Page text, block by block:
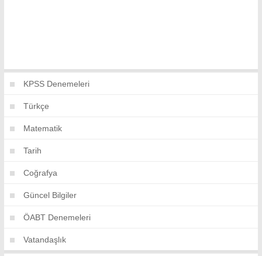
KPSS Denemeleri
Türkçe
Matematik
Tarih
Coğrafya
Güncel Bilgiler
ÖABT Denemeleri
Vatandaşlık